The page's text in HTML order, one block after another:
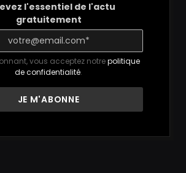
l'essentiel de l'actu
gratuitement
vous acceptez notrepolitique
de confidentialité.